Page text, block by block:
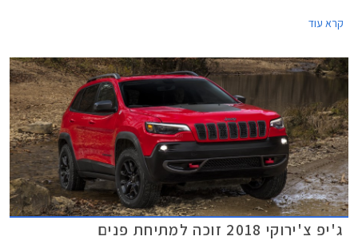
קרא עוד
ג'יפ צ'ירוקי 2018 זוכה למתיחת פנים